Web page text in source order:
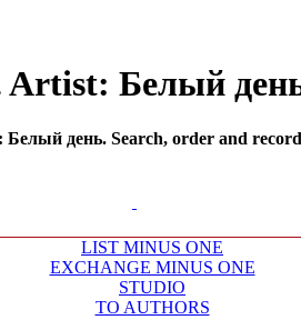
Artist: Белый
день. Search, order and
LIST MINUS ONE
EXCHANGE MINUS ONE
STUDIO
TO AUTHORS